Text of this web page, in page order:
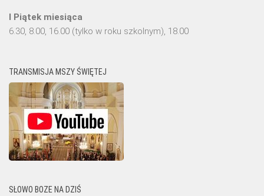
I Piątek miesiąca
6.30, 8.00, 16.00 (tylko w roku szkolnym), 18.00
TRANSMISJA MSZY ŚWIĘTEJ
SŁOWO BOZE NA DZIŚ